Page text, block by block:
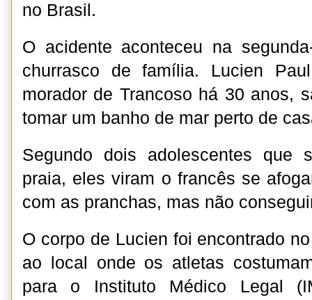
no Brasil.
O acidente aconteceu na
churrasco de família. Lucien
morador de Trancoso há 30 anos,
tomar um banho de mar perto de
Segundo dois adolescentes que
praia, eles viram o francês se
com as pranchas, mas não
O corpo de Lucien foi encontrado
ao local onde os atletas
para o Instituto Médico Legal